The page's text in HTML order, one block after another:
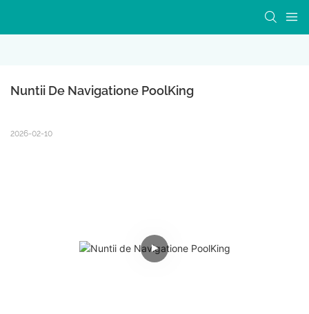
Nuntii De Navigatione PoolKing
2026-02-10